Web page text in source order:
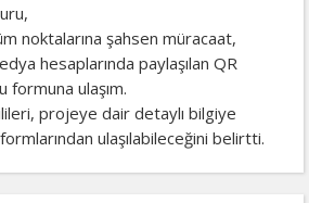
noktalarına şahsen müracaat,
hesaplarında paylaşılan QR
formuna ulaşım.
projeye dair detaylı bilgiye
ulaşılabileceğini belirtti.